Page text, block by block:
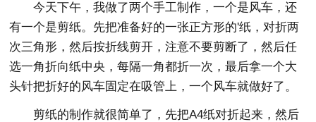
今天下午，我做了两个手工制作，一个是风车，还
有一个是剪纸。先把准备好的一张正方形的'纸，对折两
次三角形，然后按折线剪开，注意不要剪断了，然后任
选一角折向纸中央，每隔一角都折一次，最后拿一个大
头针把折好的风车固定在吸管上，一个风车就做好了。
剪纸的制作就很简单了，先把A4纸对折起来，然后